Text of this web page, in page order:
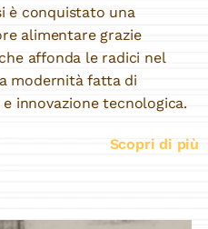
è conquistato una
alimentare grazie
affonda le radici nel
modernità fatta di
innovazione tecnologica.
Scopri di più